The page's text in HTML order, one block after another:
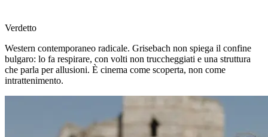
Verdetto
Western contemporaneo radicale. Grisebach non spiega il confine
bulgaro: lo fa respirare, con volti non truccheggiati e una struttura
che parla per allusioni. È cinema come scoperta, non come
intrattenimento.